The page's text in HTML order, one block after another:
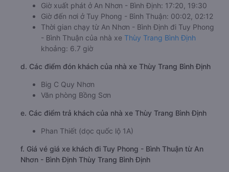
Giờ xuất phát ở An Nhơn - Bình Định: 17:20, 19:30
Giờ đến nơi ở Tuy Phong - Bình Thuận: 00:02, 02:12
Thời gian chạy từ An Nhơn - Bình Định đi Tuy Phong
- Bình Thuận của nhà xe Thùy Trang Bình Định
khoảng: 6.7 giờ
d. Các điểm đón khách của nhà xe Thùy Trang Bình Định
Big C Quy Nhơn
Văn phòng Bồng Sơn
e. Các điểm trả khách của nhà xe Thùy Trang Bình Định
Phan Thiết (dọc quốc lộ 1A)
f. Giá vé giá xe khách đi Tuy Phong - Bình Thuận từ An
Nhơn - Bình Định Thùy Trang Bình Định